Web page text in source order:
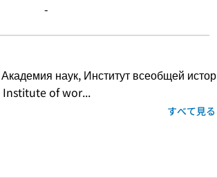
-
наук, Институт всеобщей истор
Institute of wor...
すべて見る